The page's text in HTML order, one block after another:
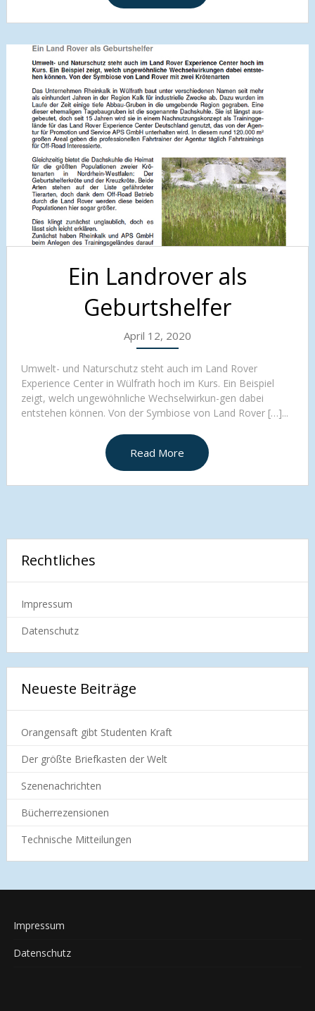
Ein Landrover als
Geburtshelfer
April 12, 2020
Umwelt- und Naturschutz steht auch im Land Rover
Experience Center in Wülfrath hoch im Kurs. Ein Beispiel
zeigt, welch ungewöhnliche Wechselwirkun-gen dabei
entstehen können. Von der Symbiose von Land Rover […]...
Read More
Rechtliches
Impressum
Datenschutz
Neueste Beiträge
Orangensaft gibt Studenten Kraft
Der größte Briefkasten der Welt
Szenenachrichten
Bücherrezensionen
Technische Mitteilungen
Impressum
Datenschutz